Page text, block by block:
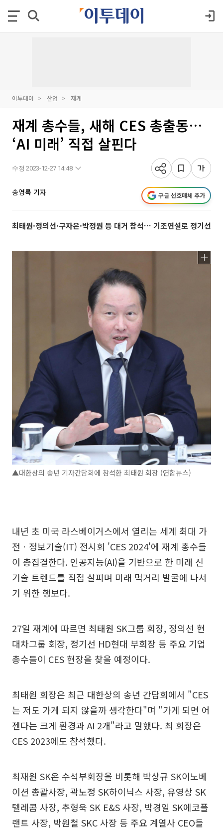
이투데이 산업 재계
재계 총수들, 새해 CES 총출동…
‘AI 미래’ 직접 살핀다
수정 2023-12-27 14:48
송영록 기자 구글 선호매체 추가
최태원·정의선·구자은·박정원 등 대거 참석… 기조연설로 정기선
▲대한상의 송년 기자간담회에 참석한 최태원 회장 (연합뉴스)
내년 초 미국 라스베이거스에서 열리는 세계 최대 가
전ㆍ정보기술(IT) 전시회 'CES 2024'에 재계 총수들
이 총집결한다. 인공지능(AI)을 기반으로 한 미래 신
기술 트렌드를 직접 살피며 미래 먹거리 발굴에 나서
기 위한 행보다.
27일 재계에 따르면 최태원 SK그룹 회장, 정의선 현
대차그룹 회장, 정기선 HD현대 부회장 등 주요 기업
총수들이 CES 현장을 찾을 예정이다.
최태원 회장은 최근 대한상의 송년 간담회에서 "CES
는 저도 가게 되지 않을까 생각한다"며 "가게 되면 어
젠다는 크게 환경과 AI 2개"라고 말했다. 최 회장은
CES 2023에도 참석했다.
최재원 SK온 수석부회장을 비롯해 박상규 SK이노베
이션 총괄사장, 곽노정 SK하이닉스 사장, 유영상 SK
텔레콤 사장, 추형욱 SK E&S 사장, 박경일 SK에코플
랜트 사장, 박원철 SKC 사장 등 주요 계열사 CEO들